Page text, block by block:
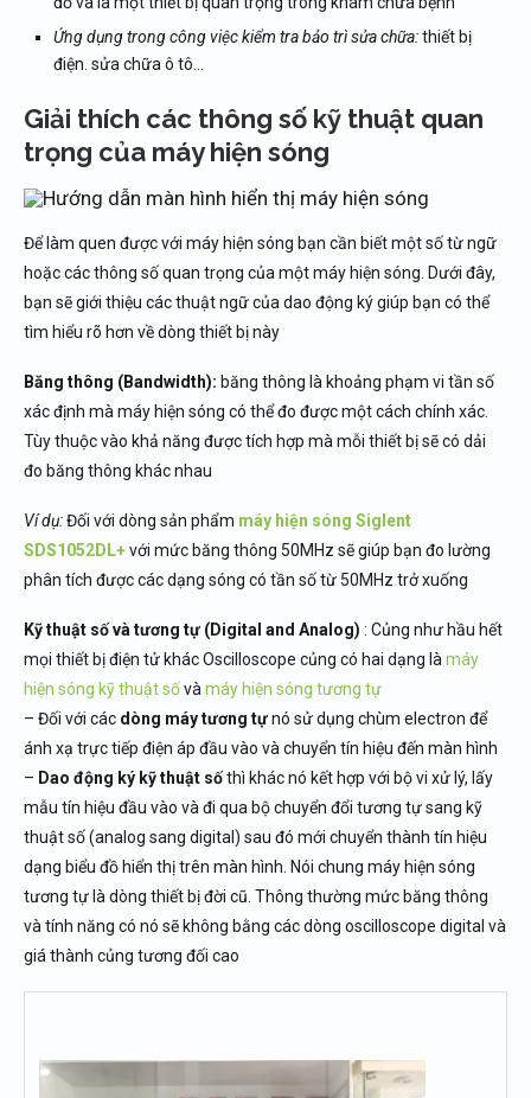
Ứng dụng trong công việc kiểm tra bảo trì sửa chữa:thiết bị
điện. sửa chữa ô tô…
Giải thích các thông số kỹ thuật quan
trọng của máy hiện sóng
Để làm quen được với máy hiện sóng bạn cần biết một số từ ngữ
hoặc các thông số quan trọng của một máy hiện sóng. Dưới đây,
bạn sẽ giới thiệu các thuật ngữ của dao động ký giúp bạn có thể
tìm hiểu rõ hơn về dòng thiết bị này
Băng thông (Bandwidth): băng thông là khoảng phạm vi tần số
xác định mà máy hiện sóng có thể đo được một cách chính xác.
Tùy thuộc vào khả năng được tích hợp mà mỗi thiết bị sẽ có dải
đo băng thông khác nhau
Ví dụ:Đối với dòng sản phẩm máy hiện sóng Siglent
SDS1052DL+với mức băng thông 50MHz sẽ giúp bạn đo lường
phân tích được các dạng sóng có tần số từ 50MHz trở xuống
Kỹ thuật số và tương tự (Digital and Analog) : Củng như hầu hết
mọi thiết bị điện tử khác Oscilloscope củng có hai dạng là máy
hiện sóng kỹ thuật sốvà máy hiện sóng tương tự
– Đối với các dòng máy tương tựnó sử dụng chùm electron để
ánh xạ trực tiếp điện áp đầu vào và chuyển tín hiệu đến màn hình
– Dao động ký kỹ thuật sốthì khác nó kết hợp với bộ vi xử lý, lấy
mẫu tín hiệu đầu vào và đi qua bộ chuyển đổi tương tự sang kỹ
thuật số (analog sang digital) sau đó mới chuyển thành tín hiệu
dạng biểu đồ hiển thị trên màn hình. Nói chung máy hiện sóng
tương tự là dòng thiết bị đời cũ. Thông thường mức băng thông
và tính năng có nó sẽ không bằng các dòng oscilloscope digital và
giá thành củng tương đối cao